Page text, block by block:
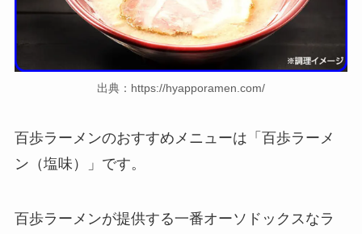
出典：https://hyapporamen.com/
百歩ラーメンのおすすめメニューは「百歩ラーメ
ン（塩味）」です。
百歩ラーメンが提供する一番オーソドックスなラ